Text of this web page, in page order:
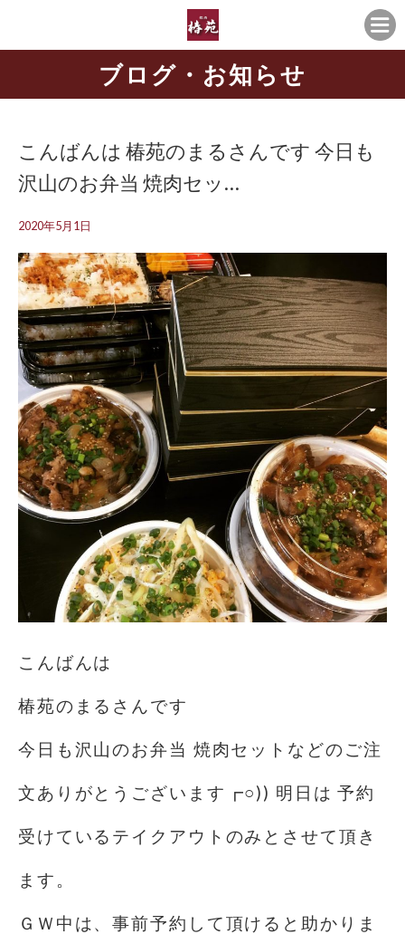
ブログ・お知らせ
こんばんは 椿苑のまるさんです 今日も
沢山のお弁当 焼肉セッ…
2020年5月1日
こんばんは
椿苑のまるさんです
今日も沢山のお弁当 焼肉セットなどのご注
文ありがとうございます┏○)) 明日は 予約
受けているテイクアウトのみとさせて頂き
ます。
ＧＷ中は、事前予約して頂けると助かりま